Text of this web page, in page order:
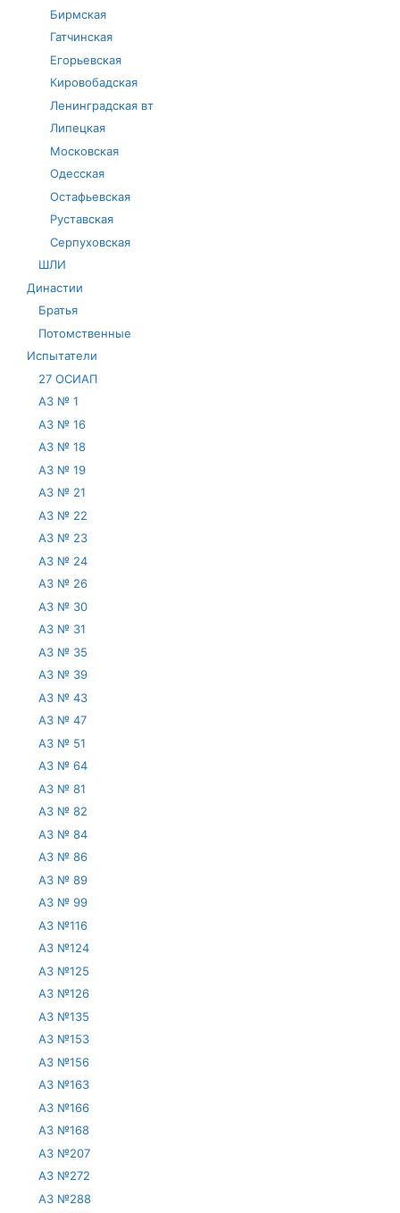
Бирмская
Гатчинская
Егорьевская
Кировобадская
Ленинградская вт
Липецкая
Московская
Одесская
Остафьевская
Руставская
Серпуховская
ШЛИ
Династии
Братья
Потомственные
Испытатели
27 ОСИАП
АЗ № 1
АЗ № 16
АЗ № 18
АЗ № 19
АЗ № 21
АЗ № 22
АЗ № 23
АЗ № 24
АЗ № 26
АЗ № 30
АЗ № 31
АЗ № 35
АЗ № 39
АЗ № 43
АЗ № 47
АЗ № 51
АЗ № 64
АЗ № 81
АЗ № 82
АЗ № 84
АЗ № 86
АЗ № 89
АЗ № 99
АЗ №116
АЗ №124
АЗ №125
АЗ №126
АЗ №135
АЗ №153
АЗ №156
АЗ №163
АЗ №166
АЗ №168
АЗ №207
АЗ №272
АЗ №288